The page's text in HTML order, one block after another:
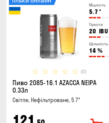
Міцність
5.7 °
Гіркота
20 IBU
Щільність
14 %
(0)
Пиво 2085-16.1 AZACCA NEIPA
0.33л
Світле, Нефільтроване, 5.7°